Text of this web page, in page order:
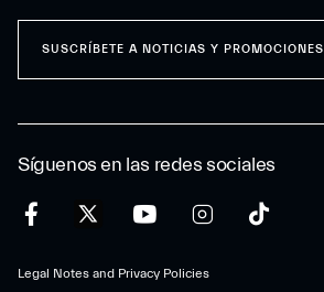
Síguenos en las redes sociales
Legal Notes and Privacy Policies
SUSCRÍBETE A NOTICIAS Y PROMOCIONES